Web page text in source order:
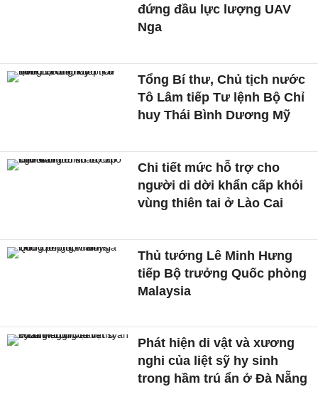
đứng đầu lực lượng UAV
Nga
Tổng Bí thư, Chủ tịch nước
Tô Lâm tiếp Tư lệnh Bộ Chỉ
huy Thái Bình Dương Mỹ
Chi tiết mức hỗ trợ cho
người di dời khẩn cấp khỏi
vùng thiên tai ở Lào Cai
Thủ tướng Lê Minh Hưng
tiếp Bộ trưởng Quốc phòng
Malaysia
Phát hiện di vật và xương
nghi của liệt sỹ hy sinh
trong hầm trú ẩn ở Đà Nẵng